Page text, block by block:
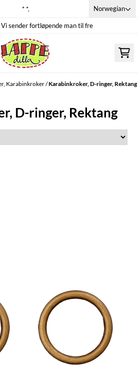
* *. Norwegian
Vi sender fortløpende man til fre
Karabinkroker/Karabinkroker, D-ringer, Rektang
D-ringer, Rektang